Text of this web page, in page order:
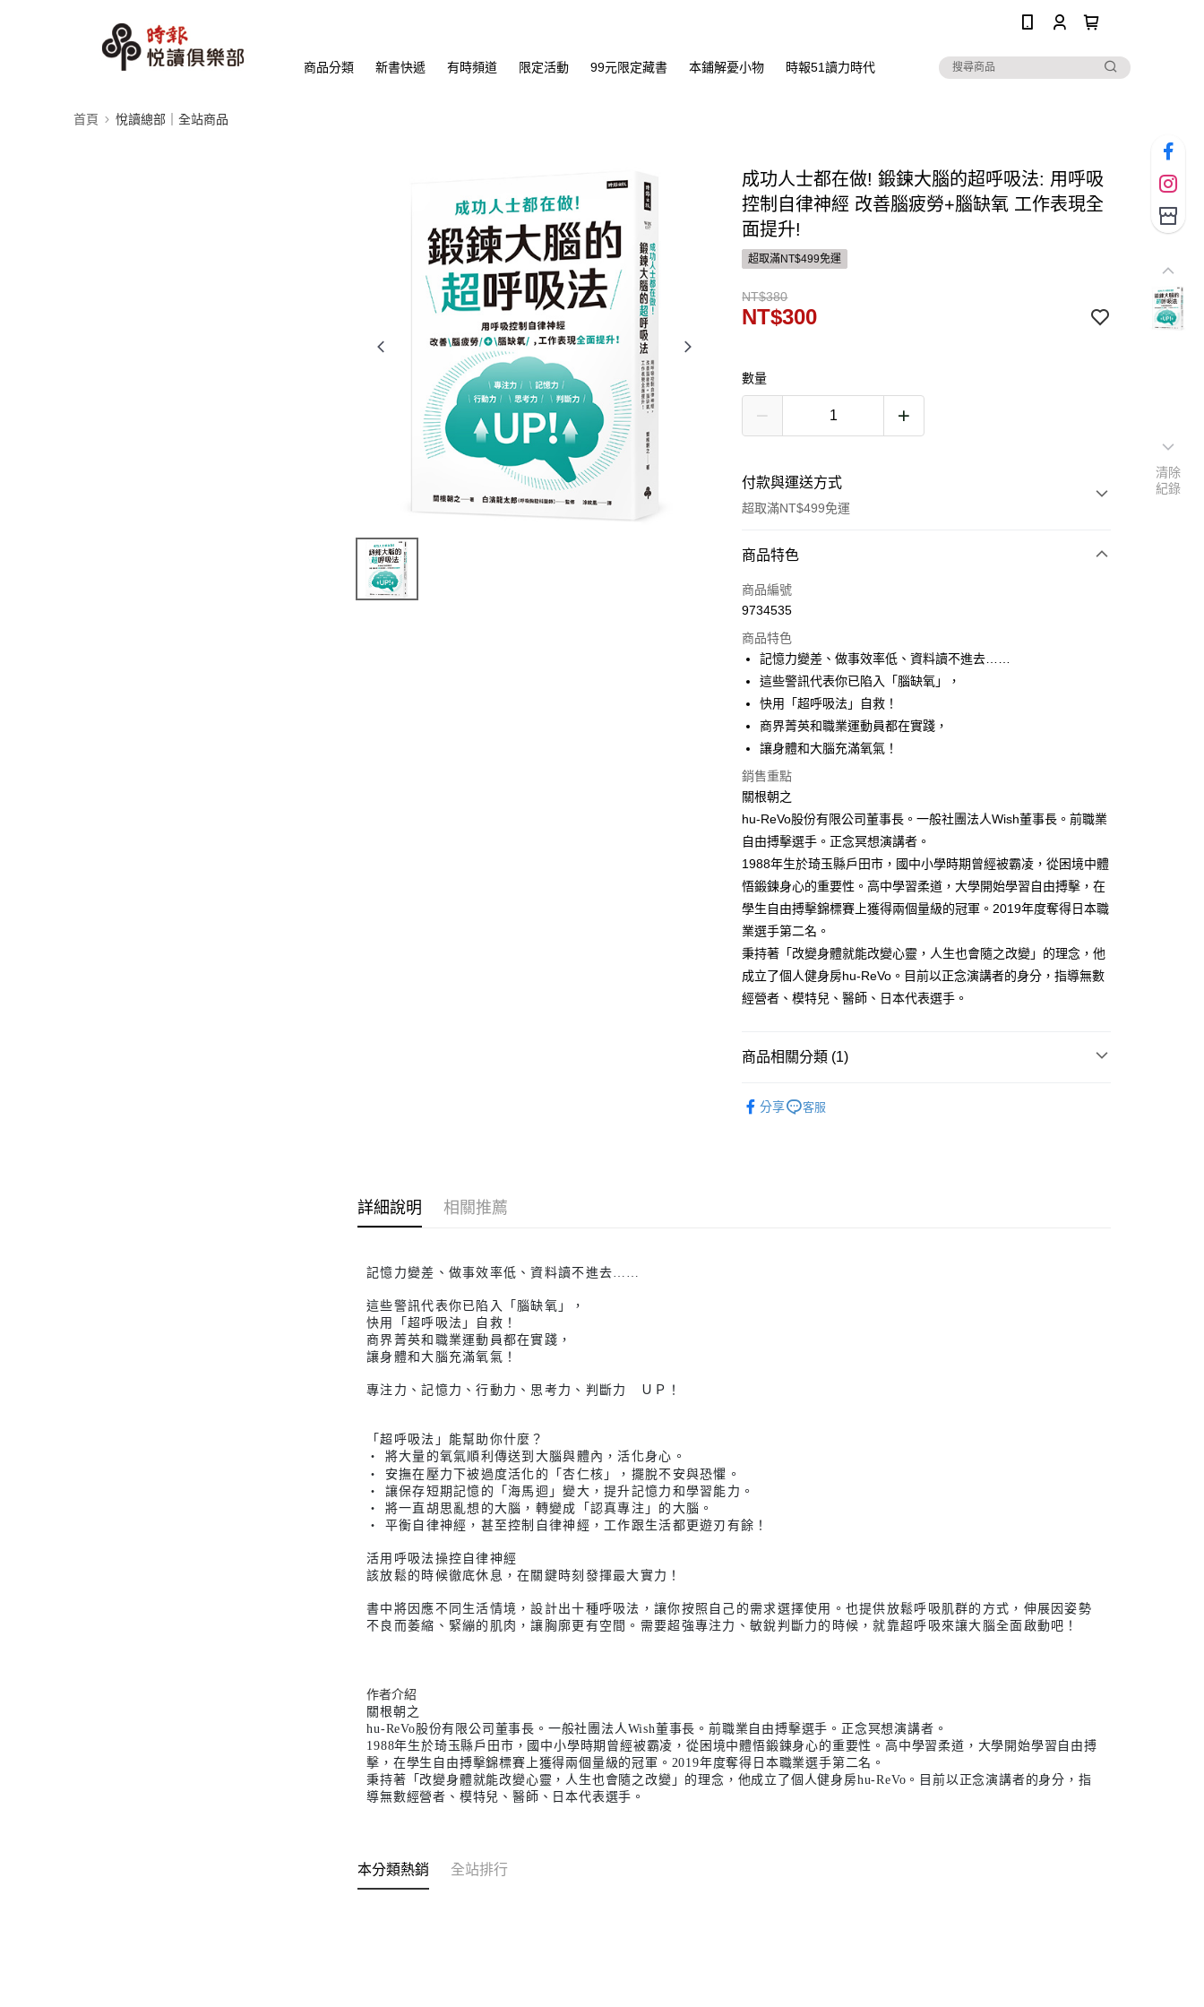
商品分類 新書快遞 有時頻道 限定活動 99元限定藏書 本鋪解憂小物 時報51讀力時代
首頁 悅讀總部｜全站商品
成功人士都在做! 鍛鍊大腦的超呼吸法: 用呼吸
控制自律神經 改善腦疲勞+腦缺氧 工作表現全
面提升!
超取滿NT$499免運
NT$380
NT$300
數量
付款與運送方式
超取滿NT$499免運
付款方式
信用卡一次付款
運送方式
付款後全家取貨
每筆NT$60，滿NT$499(含以上)免運費
付款後7-11取貨
每筆NT$60，滿NT$499(含以上)免運費
宅配
每筆NT$100，滿NT$499(含以上)免運費
商品特色
商品編號
9734535
商品特色
記憶力變差、做事效率低、資料讀不進去……
這些警訊代表你已陷入「腦缺氧」，
快用「超呼吸法」自救！
商界菁英和職業運動員都在實踐，
讓身體和大腦充滿氧氣！
銷售重點
關根朝之
hu-ReVo股份有限公司董事長。一般社團法人Wish董事長。前職業
自由搏擊選手。正念冥想演講者。
1988年生於琦玉縣戶田市，國中小學時期曾經被霸凌，從困境中體
悟鍛鍊身心的重要性。高中學習柔道，大學開始學習自由搏擊，在
學生自由搏擊錦標賽上獲得兩個量級的冠軍。2019年度奪得日本職
業選手第二名。
秉持著「改變身體就能改變心靈，人生也會隨之改變」的理念，他
成立了個人健身房hu-ReVo。目前以正念演講者的身分，指導無數
經營者、模特兒、醫師、日本代表選手。
商品相關分類 (1)
分享
客服
詳細說明 相關推薦
記憶力變差、做事效率低、資料讀不進去……
這些警訊代表你已陷入「腦缺氧」，
快用「超呼吸法」自救！
商界菁英和職業運動員都在實踐，
讓身體和大腦充滿氧氣！
專注力、記憶力、行動力、思考力、判斷力 ＵＰ！
「超呼吸法」能幫助你什麼？
‧ 將大量的氧氣順利傳送到大腦與體內，活化身心。
‧ 安撫在壓力下被過度活化的「杏仁核」，擺脫不安與恐懼。
‧ 讓保存短期記憶的「海馬迴」變大，提升記憶力和學習能力。
‧ 將一直胡思亂想的大腦，轉變成「認真專注」的大腦。
‧ 平衡自律神經，甚至控制自律神經，工作跟生活都更遊刃有餘！
活用呼吸法操控自律神經
該放鬆的時候徹底休息，在關鍵時刻發揮最大實力！
書中將因應不同生活情境，設計出十種呼吸法，讓你按照自己的需求選擇使用。也提供放鬆呼吸肌群的方式，伸展因姿勢
不良而萎縮、緊繃的肌肉，讓胸廓更有空間。需要超強專注力、敏銳判斷力的時候，就靠超呼吸來讓大腦全面啟動吧！
作者介紹
關根朝之
hu-ReVo股份有限公司董事長。一般社團法人Wish董事長。前職業自由搏擊選手。正念冥想演講者。
1988年生於琦玉縣戶田市，國中小學時期曾經被霸凌，從困境中體悟鍛鍊身心的重要性。高中學習柔道，大學開始學習自由搏
擊，在學生自由搏擊錦標賽上獲得兩個量級的冠軍。2019年度奪得日本職業選手第二名。
秉持著「改變身體就能改變心靈，人生也會隨之改變」的理念，他成立了個人健身房hu-ReVo。目前以正念演講者的身分，指
導無數經營者、模特兒、醫師、日本代表選手。
本分類熱銷 全站排行
清除
紀錄